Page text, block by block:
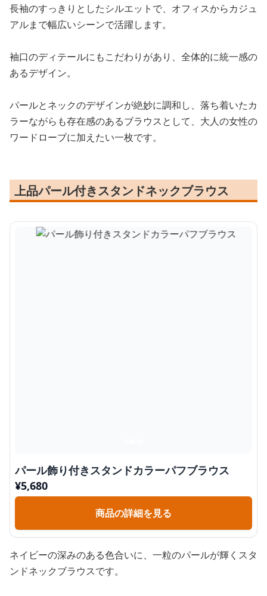
長袖のすっきりとしたシルエットで、オフィスからカジュ
アルまで幅広いシーンで活躍します。
袖口のディテールにもこだわりがあり、全体的に統一感の
あるデザイン。
パールとネックのデザインが絶妙に調和し、落ち着いたカ
ラーながらも存在感のあるブラウスとして、大人の女性の
ワードローブに加えたい一枚です。
上品パール付きスタンドネックブラウス
パール飾り付きスタンドカラーパフブラウス
¥5,680
商品の詳細を見る
ネイビーの深みのある色合いに、一粒のパールが輝くスタ
ンドネックブラウスです。